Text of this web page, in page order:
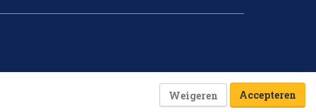
Weigeren Accepteren